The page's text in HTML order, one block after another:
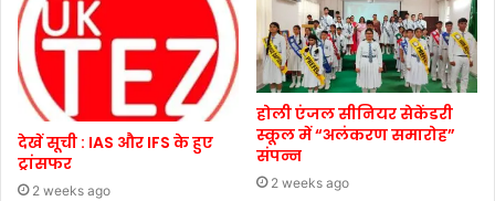
देखें सूची : IAS और IFS के हुए
ट्रांसफर
2 weeks ago
होली एंजल सीनियर सेकेंडरी
स्कूल में “अलंकरण समारोह”
संपन्न
2 weeks ago